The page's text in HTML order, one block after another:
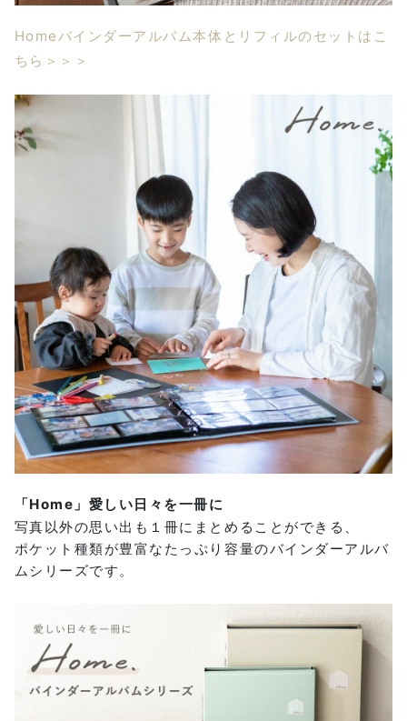
Homeバインダーアルバム本体とリフィルのセットはこ
ちら＞＞＞
「Home」愛しい日々を一冊に
写真以外の思い出も１冊にまとめることができる、
ポケット種類が豊富なたっぷり容量のバインダーアルバ
ムシリーズです。